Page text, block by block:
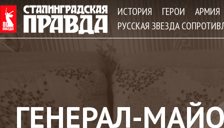
ИСТОРИЯ ГЕРОИ
АРМИЯ
РУССКАЯ ЗВЕЗДА
ГЕНЕРАЛ-